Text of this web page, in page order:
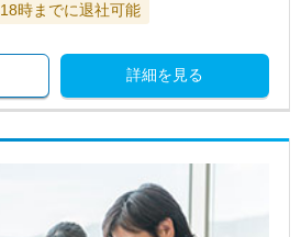
18時までに退社可能
詳細を見る